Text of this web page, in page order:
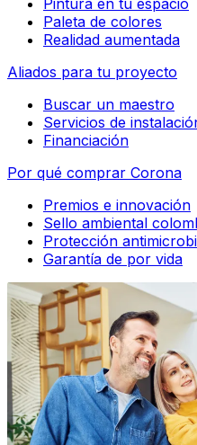
Pintura en tu espacio
Paleta de colores
Realidad aumentada
Aliados para tu proyecto
Buscar un maestro
Servicios de
Financiación
Por qué comprar Corona
Premios e innovación
Sello ambiental
Protección
Garantía de por vida